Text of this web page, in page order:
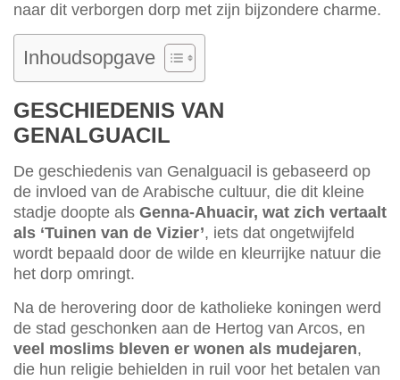
naar dit verborgen dorp met zijn bijzondere charme.
Inhoudsopgave
GESCHIEDENIS VAN
GENALGUACIL
De geschiedenis van Genalguacil is gebaseerd op
de invloed van de Arabische cultuur, die dit kleine
stadje doopte als Genna-Ahuacir, wat zich vertaalt
als ‘Tuinen van de Vizier’, iets dat ongetwijfeld
wordt bepaald door de wilde en kleurrijke natuur die
het dorp omringt.
Na de herovering door de katholieke koningen werd
de stad geschonken aan de Hertog van Arcos, en
veel moslims bleven er wonen als mudejaren,
die hun religie behielden in ruil voor het betalen van